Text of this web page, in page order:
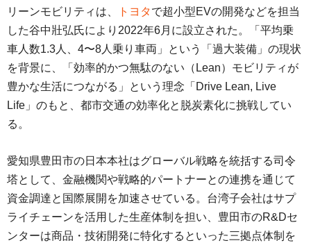
リーンモビリティは、 トヨタで超小型EVの開発などを担当
した谷中壯弘氏により2022年6月に設立された。「平均乗
車人数1.3人、4〜8人乗り車両」という「過大装備」の現状
を背景に、「効率的かつ無駄のない（Lean）モビリティが
豊かな生活につながる」という理念「Drive Lean, Live
Life」のもと、都市交通の効率化と脱炭素化に挑戦してい
る。
愛知県豊田市の日本本社はグローバル戦略を統括する司令
塔として、金融機関や戦略的パートナーとの連携を通じて
資金調達と国際展開を加速させている。台湾子会社はサプ
ライチェーンを活用した生産体制を担い、豊田市のR&Dセ
ンターは商品・技術開発に特化するといった三拠点体制を